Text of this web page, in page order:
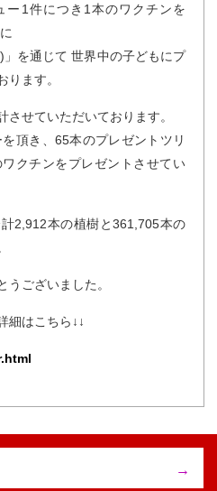
ー1件につき1本のワクチンを
を通じて 世界中の子どもにプ
ります。
させていただいております。
頂き、65本のプレゼントツリ
クチンをプレゼントさせてい
2,912本の植樹と361,705本の
うございました。
細はこちら↓↓